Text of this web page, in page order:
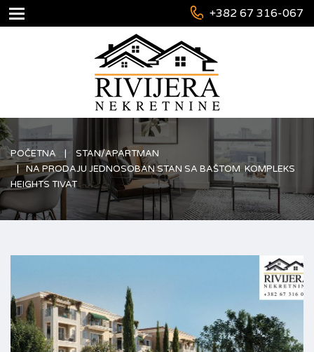
+382 67 316-067
POČETNA
STAN/APARTMAN
NA PRODAJU JEDNOSOBAN STAN SA BAŠTOM KOMPLEKS
HEIGHTS TIVAT